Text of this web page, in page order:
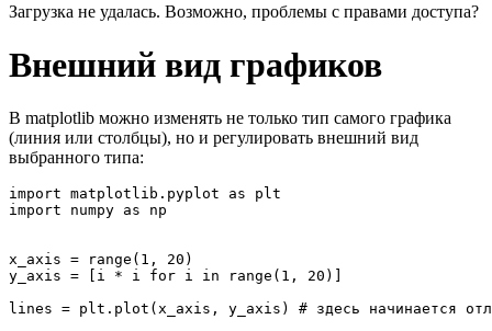
Загрузка не удалась. Возможно, проблемы с правами доступа?
Внешний вид графиков
В matplotlib можно изменять не только тип самого графика
(линия или столбцы), но и регулировать внешний вид
выбранного типа:
import matplotlib. pyplot as
import numpy as np
x_axis = range ( 1 , 20 )
y_axis = i * i for i in range ( 1 , 20 )
lines = plt. plot ( x_axis , y_axis )
# здесь начинается